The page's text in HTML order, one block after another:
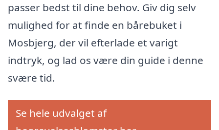
passer bedst til dine behov. Giv dig selv
mulighed for at finde en bårebuket i
Mosbjerg, der vil efterlade et varigt
indtryk, og lad os være din guide i denne
svære tid.
Se hele udvalget af